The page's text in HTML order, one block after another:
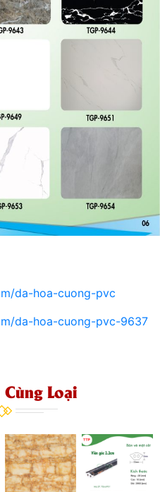
da-hoa-cuong-pvc
da-hoa-cuong-pvc-9637
Cùng Loại